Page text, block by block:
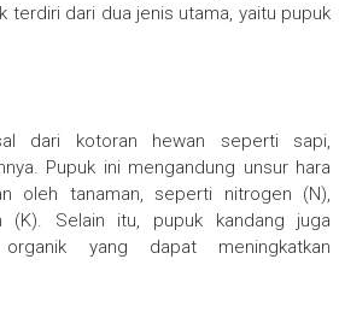
terdiri dari dua jenis utama, yaitu pupuk
dari kotoran hewan seperti sapi,
Pupuk ini mengandung unsur hara
oleh tanaman, seperti nitrogen (N),
(K). Selain itu, pupuk kandang juga
yang dapat meningkatkan